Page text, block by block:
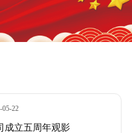
05-22
成立五周年观影